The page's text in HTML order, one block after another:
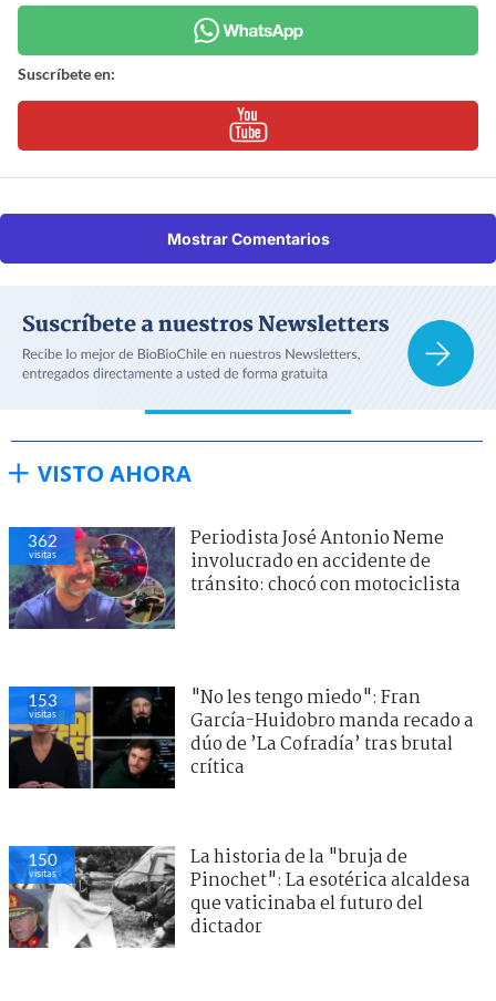
Suscríbete en:
Mostrar Comentarios
VISTO AHORA
362
visitas
Periodista José Antonio Neme
involucrado en accidente de
tránsito: chocó con motociclista
153
visitas
"No les tengo miedo": Fran
García-Huidobro manda recado a
dúo de ’La Cofradía’ tras brutal
crítica
150
visitas
La historia de la "bruja de
Pinochet": La esotérica alcaldesa
que vaticinaba el futuro del
dictador